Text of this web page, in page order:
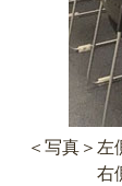
＜写真＞左側
右側：（右